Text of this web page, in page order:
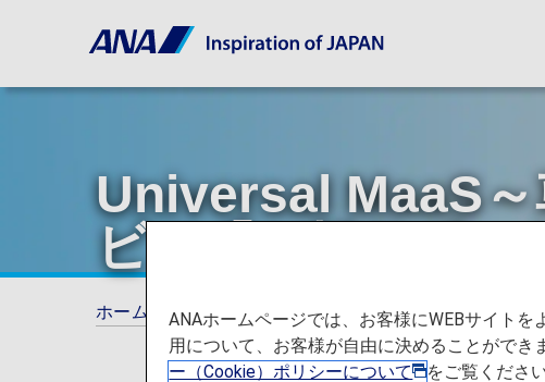
Universal MaaS
ビス「一括サポー
ホーム ANAからのお知らせ ANA Future Promise
ANAホームページでは、お客様にWEBサイト
用について、お客様が自由に決めることがで
ー（Cookie）ポリシーについて
をご覧くださ